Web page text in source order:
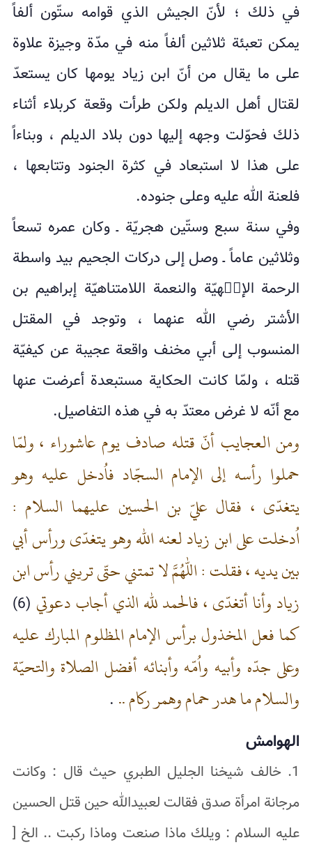
في ذلك ؛ لأنّ الجيش الذي قوامه ستّون ألفاً
يمكن تعبئة ثلاثين ألفاً منه في مدّة وجيزة علاوة
على ما يقال من أنّ ابن زياد يومها كان يستعدّ
لقتال أهل الديلم ولكن طرأت وقعة كربلاء أثناء
ذلك فحوّلت وجهه إليها دون بلاد الديلم ، وبناءاً
على هذا لا استبعاد في كثرة الجنود وتتابعها ،
فلعنة الله عليه وعلى جنوده.
وفي سنة سبع وستّين هجريّة ـ وكان عمره تسعاً
وثلاثين عاماً ـ وصل إلى دركات الجحيم بيد واسطة
الرحمة الإلۤهيّة والنعمة اللامتناهيّة إبراهيم بن
الأشتر رضي الله عنهما ، وتوجد في المقتل
المنسوب إلى أبي مخنف واقعة عجيبة عن كيفيّة
قتله ، ولمّا كانت الحكاية مستبعدة أعرضت عنها
مع أنّه لا غرض معتدّ به في هذه التفاصيل.
ومن العجايب أنّ قتله صادف يوم عاشوراء ، ولمّا
حملوا رأسه إلى الإمام السجّاد فاُدخل عليه وهو
يتغدّى ، فقال عليّ بن الحسين عليهما السلام :
اُدخلت على ابن زياد لعنه الله وهو يتغدّى ورأس أبي
بين يديه ، فقلت : اللهمّ لا تمتني حتّى تريني رأس ابن
زياد وأنا أتغدّى ، فالحمد لله الذي أجاب دعوتي (6)
كما فعل المخذول برأس الإمام المظلوم المبارك عليه
وعلى جدّه وأبيه واُمّه وأبنائه أفضل الصلاة والتحيّة
والسلام ما هدر حمام وهمر ركام .. .
الهوامش
1. خالف شيخنا الجليل الطبري حيث قال : وكانت
مرجانة امرأة صدق فقالت لعبيدالله حين قتل الحسين
عليه السلام : ويلك ماذا صنعت وماذا ركبت .. الخ [